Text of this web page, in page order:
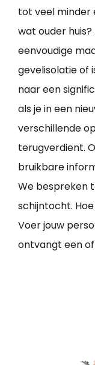
tot veel minder
wat ouder
eenvoudige
gevelisolatie of
naar een
als je in een
verschillende
terugverdient.
bruikbare
We bespreken
schijntocht.
Voer jouw
ontvangt een